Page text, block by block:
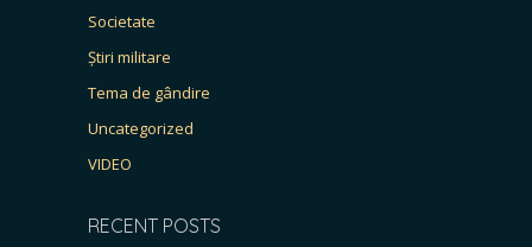
Societate
Știri militare
Tema de gândire
Uncategorized
VIDEO
RECENT POSTS